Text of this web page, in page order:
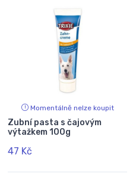
Momentálně nelze koupit
Zubní pasta s čajovým
výtažkem 100g
47 Kč